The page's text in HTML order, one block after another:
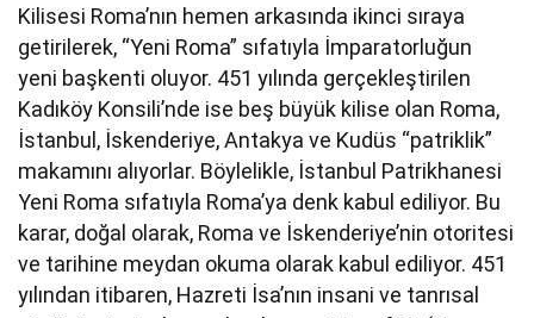
Kilisesi Roma’nın hemen arkasında ikinci sıraya
getirilerek, “Yeni Roma” sıfatıyla İmparatorluğun
yeni başkenti oluyor. 451 yılında gerçekleştirilen
Kadıköy Konsili’nde ise beş büyük kilise olan Roma,
İstanbul, İskenderiye, Antakya ve Kudüs “patriklik”
makamını alıyorlar. Böylelikle, İstanbul Patrikhanesi
Yeni Roma sıfatıyla Roma’ya denk kabul ediliyor. Bu
karar, doğal olarak, Roma ve İskenderiye’nin otoritesi
ve tarihine meydan okuma olarak kabul ediliyor. 451
yılından itibaren, Hazreti İsa’nın insani ve tanrısal